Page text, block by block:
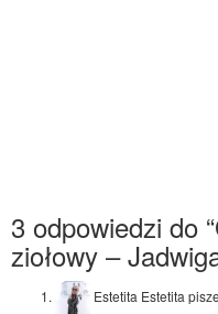
3 odpowiedzi do
ziołowy –
Estetita Estetita